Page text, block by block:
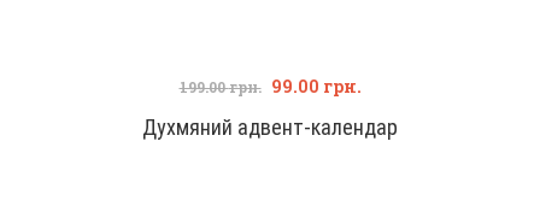
Духмяний адвент-календар
199.00грн. 99.00 грн.